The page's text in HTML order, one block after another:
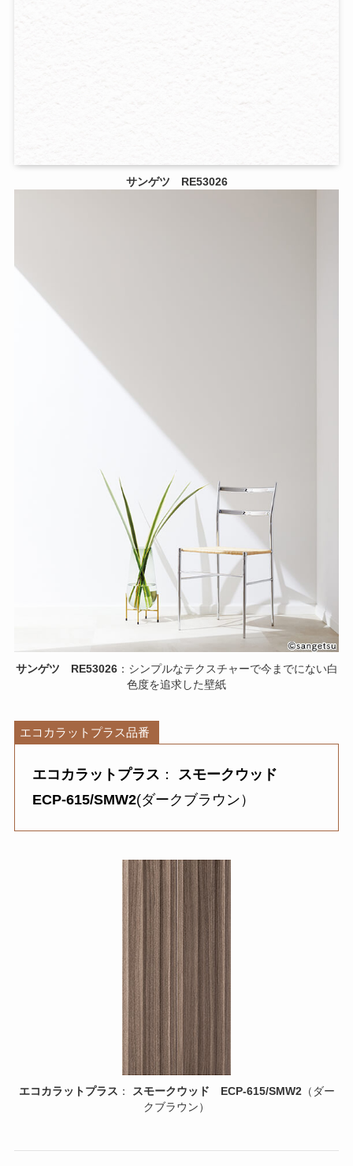
サンゲツ RE53026
サンゲツ RE53026：シンプルなテクスチャーで今までにない白
色度を追求した壁紙
エコカラットプラス品番
エコカラットプラス ： スモークウッド
ECP-615/SMW2(ダークブラウン）
エコカラットプラス ： スモークウッド ECP-615/SMW2（ダー
クブラウン）